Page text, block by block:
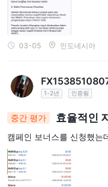
03-05 인도네시아
1-2년 인증됨
중간 평가 효율적인
캠페인 보너스를 신청했는